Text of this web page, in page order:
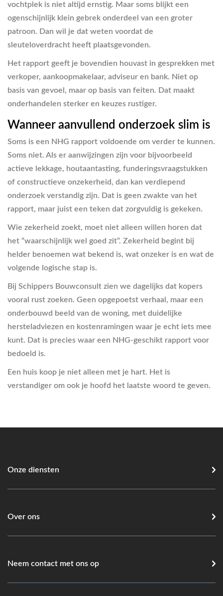
vochtplek is niet altijd ernstig. Maar soms blijkt een
ogenschijnlijk klein gebrek onderdeel van een groter
patroon. Dan wil je dat weten voordat de
sleuteloverdracht heeft plaatsgevonden.
Het rapport geeft je bovendien houvast in gesprekken met
verkoper, aankoopmakelaar, adviseur en bank. Niet op
basis van gevoel, maar op basis van feiten. Dat maakt
onderhandelen sterker en keuzes rustiger.
Wanneer aanvullend onderzoek slim is
Soms is een NHG rapport voldoende om verder te kunnen.
Soms niet. Als er aanwijzingen zijn voor bijvoorbeeld
actieve lekkage, houtaantasting, funderingsvraagstukken
of constructieve onzekerheid, dan kan verdiepend
onderzoek verstandig zijn. Dat is geen zwakte van het
rapport, maar juist een teken dat zorgvuldig is gekeken.
Wie zekerheid zoekt, moet niet alleen willen horen dat
het “waarschijnlijk wel goed zit”. Zekerheid begint bij
helder benoemen wat bekend is, wat onzeker is en wat de
volgende logische stap is.
Bij Schippers Bouwconsult zien we dagelijks dat kopers
vooral rust zoeken. Geen opgepoetst verhaal, maar een
onderbouwd beeld van de woning, met duidelijke
hersteladviezen en kostenramingen waar je echt iets mee
kunt. Dat is precies waar een NHG-geschikt rapport voor
bedoeld is.
Een huis koop je niet alleen met je hart. Het is
verstandiger om ook je hoofd het laatste woord te geven.
Onze diensten
Over ons
Neem contact met ons op